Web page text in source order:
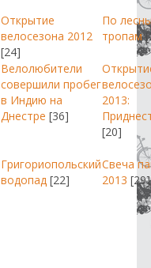
Открытие
велосезона 2012
[24]
По
тропам
Велолюбители
совершили пробег
в Индию на
Днестре [36]
2013:
[20]
Григориопольский
водопад [22]
Свеча
2013 [29]